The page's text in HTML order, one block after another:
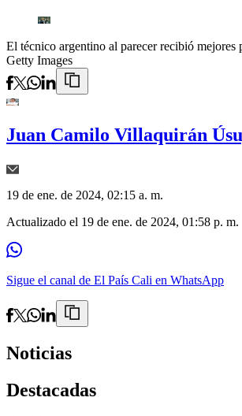
El técnico argentino al parecer recibió mejores
Getty Images
Juan Camilo Villaquirán
19 de ene. de 2024, 02:15 a. m.
Actualizado el 19 de ene. de 2024, 01:58 p. m.
Sigue el canal de El País Cali en WhatsApp
Noticias
Destacadas